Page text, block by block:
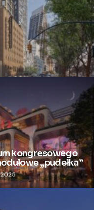
w nowoczesny
kongresowego
„pudełka”
2025